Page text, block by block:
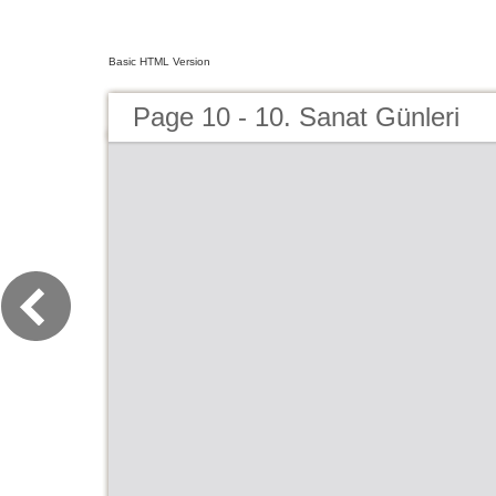
Basic HTML Version
Page 10 - 10. Sanat Günleri